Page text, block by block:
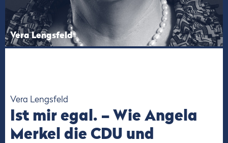
Vera Lengsfeld
Vera Lengsfeld
Ist mir egal. – Wie Angela
Merkel die CDU und